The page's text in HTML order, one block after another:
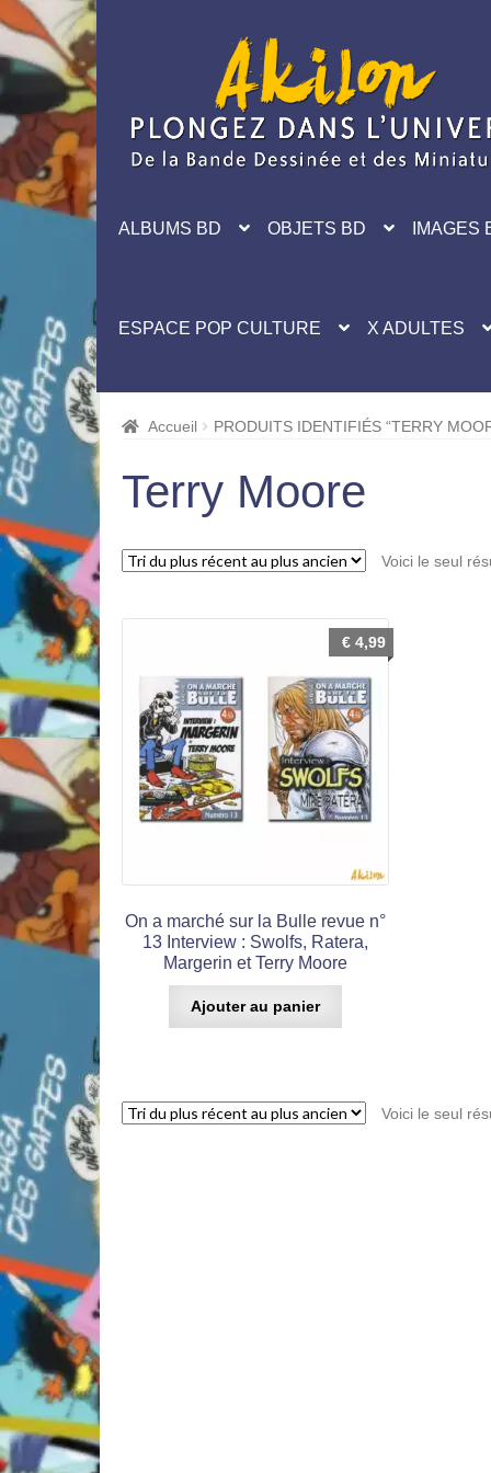
navigation
ALBUMS BD OBJETS BD IMAGES
ESPACE POP CULTURE X ADULTES
Accueil PRODUITS IDENTIFIÉS “TERRY
Terry Moore
Voici le seul
On a marché sur la Bulle revue n°
13 Interview : Swolfs, Ratera,
Margerin et Terry Moore
€4,99
Ajouter au panier
Voici le seul